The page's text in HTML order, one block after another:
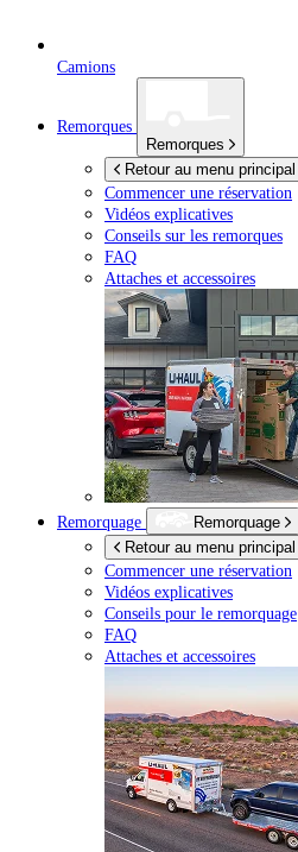
Camions
Remorques
Remorques
Retour au menu principal
Commencer une réservation
Vidéos explicatives
Conseils sur les remorques
FAQ
Attaches et accessoires
Remorquage
Remorquage
Retour au menu principal
Commencer une réservation
Vidéos explicatives
Conseils pour le remorquage
FAQ
Attaches et accessoires